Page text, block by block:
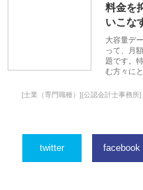
料金を
いこな
大容量デ
って、月
題です。
む方々に
[士業（専門職種）][公認会計士事務所]
twitter facebook